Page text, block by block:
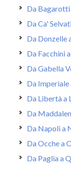
Da
Da Ca'
Da Donzelle
Da Facchini
Da Gabella
Da
Da Libertà a
Da
Da Napoli a
Da Ocche a
Da Paglia a